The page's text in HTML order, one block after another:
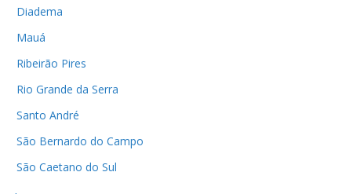
Diadema
Mauá
Ribeirão Pires
Rio Grande da Serra
Santo André
São Bernardo do Campo
São Caetano do Sul